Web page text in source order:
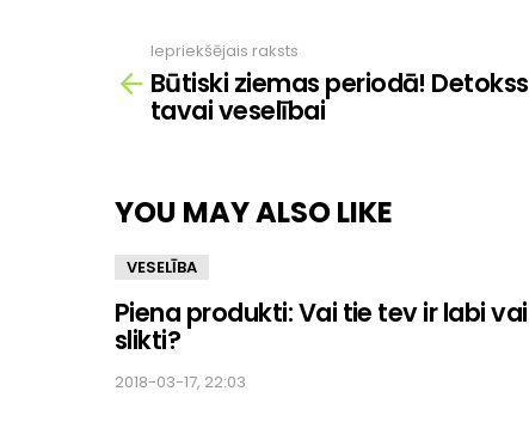
Skatīt
vairāk
Iepriekšējais raksts
Būtiski ziemas periodā! Detokss
tavai veselībai
YOU MAY ALSO LIKE
VESELĪBA
Piena produkti: Vai tie tev ir labi vai
slikti?
2018-03-17, 22:03